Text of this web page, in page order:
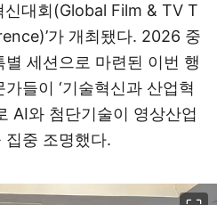
신대회(Global Film & TV T
가 개최됐다. 2026 중
세션으로 마련된 이번 행
들이 ‘기술혁신과 산업혁
AI와 첨단기술이 영상산업
집중 조명했다.